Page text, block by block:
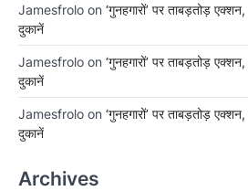
Jamesfrolo on ‘गुनहगारों’ पर ताबड़तोड़
दुकानें
Jamesfrolo on ‘गुनहगारों’ पर ताबड़तोड़
दुकानें
Jamesfrolo on ‘गुनहगारों’ पर ताबड़तोड़
दुकानें
Archives